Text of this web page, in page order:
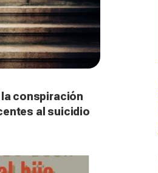
la conspiración
al suicidio